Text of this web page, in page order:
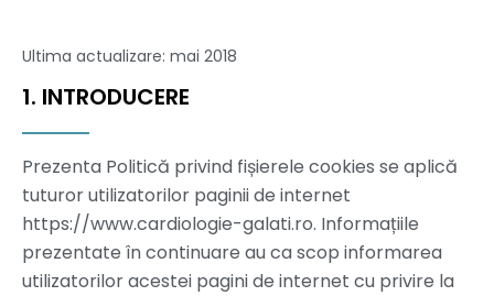
Ultima actualizare: mai 2018
1. INTRODUCERE
Prezenta Politică privind fișierele cookies se aplică
tuturor utilizatorilor paginii de internet
https://www.cardiologie-galati.ro. Informațiile
prezentate în continuare au ca scop informarea
utilizatorilor acestei pagini de internet cu privire la